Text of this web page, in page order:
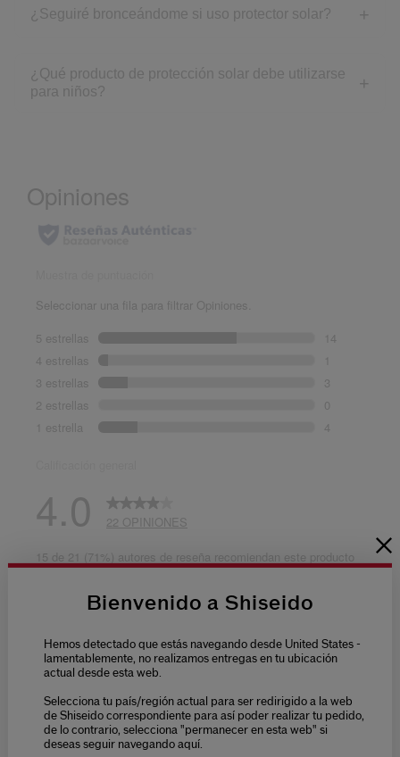
¿Seguiré bronceándome si uso protector solar?
¿Qué producto de protección solar debe utilizarse
para niños?
Bienvenido a Shiseido
Hemos detectado que estás navegando desde United States -
lamentablemente, no realizamos entregas en tu ubicación
actual desde esta web.
Selecciona tu país/región actual para ser redirigido a la web
de Shiseido correspondiente para así poder realizar tu pedido,
de lo contrario, selecciona "permanecer en esta web" si
deseas seguir navegando aquí.